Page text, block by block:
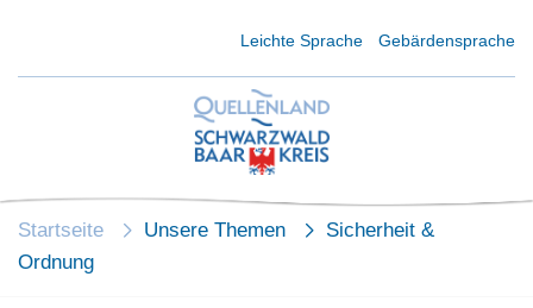
Leichte Sprache Gebärdensprache
Startseite Unsere Themen
Sicherheit &
Ordnung